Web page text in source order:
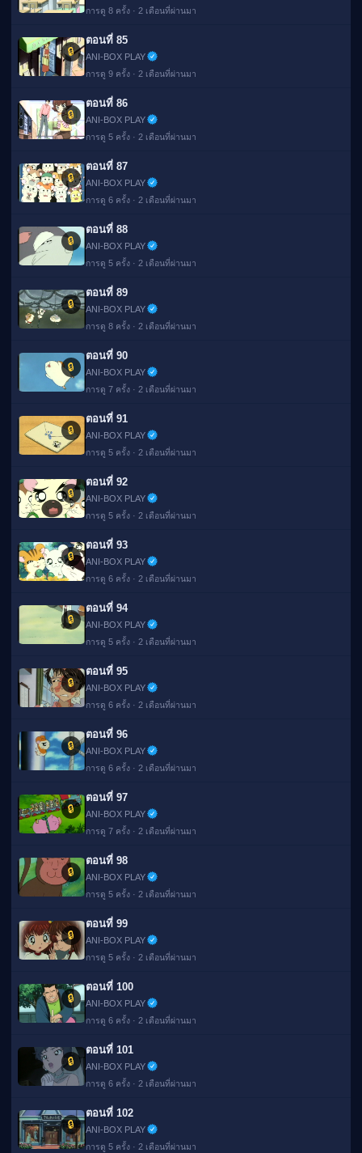
การดู 8 ครั้ง · 2 เดือนที่ผ่านมา
🔒
ตอนที่ 85
ANI-BOX PLAY
การดู 9 ครั้ง · 2 เดือนที่ผ่านมา
🔒
ตอนที่ 86
ANI-BOX PLAY
การดู 5 ครั้ง · 2 เดือนที่ผ่านมา
🔒
ตอนที่ 87
ANI-BOX PLAY
การดู 6 ครั้ง · 2 เดือนที่ผ่านมา
🔒
ตอนที่ 88
ANI-BOX PLAY
การดู 5 ครั้ง · 2 เดือนที่ผ่านมา
🔒
ตอนที่ 89
ANI-BOX PLAY
การดู 8 ครั้ง · 2 เดือนที่ผ่านมา
🔒
ตอนที่ 90
ANI-BOX PLAY
การดู 7 ครั้ง · 2 เดือนที่ผ่านมา
🔒
ตอนที่ 91
ANI-BOX PLAY
การดู 5 ครั้ง · 2 เดือนที่ผ่านมา
🔒
ตอนที่ 92
ANI-BOX PLAY
การดู 5 ครั้ง · 2 เดือนที่ผ่านมา
🔒
ตอนที่ 93
ANI-BOX PLAY
การดู 6 ครั้ง · 2 เดือนที่ผ่านมา
🔒
ตอนที่ 94
ANI-BOX PLAY
การดู 5 ครั้ง · 2 เดือนที่ผ่านมา
🔒
ตอนที่ 95
ANI-BOX PLAY
การดู 6 ครั้ง · 2 เดือนที่ผ่านมา
🔒
ตอนที่ 96
ANI-BOX PLAY
การดู 6 ครั้ง · 2 เดือนที่ผ่านมา
🔒
ตอนที่ 97
ANI-BOX PLAY
การดู 7 ครั้ง · 2 เดือนที่ผ่านมา
🔒
ตอนที่ 98
ANI-BOX PLAY
การดู 5 ครั้ง · 2 เดือนที่ผ่านมา
🔒
ตอนที่ 99
ANI-BOX PLAY
การดู 5 ครั้ง · 2 เดือนที่ผ่านมา
🔒
ตอนที่ 100
ANI-BOX PLAY
การดู 6 ครั้ง · 2 เดือนที่ผ่านมา
🔒
ตอนที่ 101
ANI-BOX PLAY
การดู 6 ครั้ง · 2 เดือนที่ผ่านมา
🔒
ตอนที่ 102
ANI-BOX PLAY
การดู 5 ครั้ง · 2 เดือนที่ผ่านมา